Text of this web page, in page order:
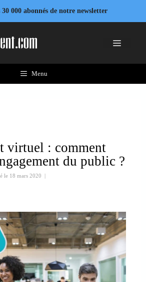
30 000 abonnés de notre newsletter
Menu
Menu
virtuel : comment
du public ?
le 18 mars 2020 |